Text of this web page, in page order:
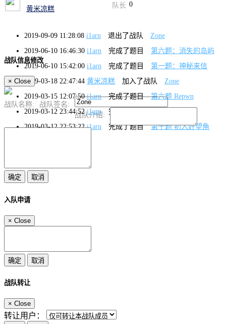
黄米凉糕 队长 0
2019-09-09 11:28:08 i1arn 退出了战队
Zone
2019-06-10 16:46:30 i1arn 完成了题目
第六题：消失的岛屿
2019-06-10 15:42:00 i1arn 完成了题目
第一题：神秘来信
2019-03-18 22:47:44 黄米凉糕 加入了战队
Zone
2019-03-15 12:07:50 i1arn 完成了题目
第六题 Repwn
2019-03-12 23:44:52 i1arn 完成了题目
2019-03-12 22:53:22 i1arn 完成了题目 第十题 初入好望角
战队信息修改
× Close
战队名称:
战队签名:
战队介绍:
入队申请
× Close
战队转让
× Close
转让用户：